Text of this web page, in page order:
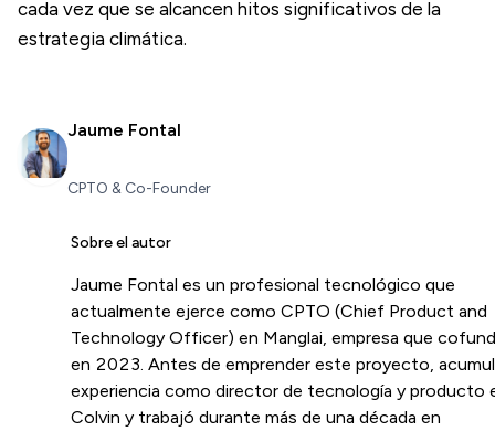
cada vez que se alcancen hitos significativos de la
estrategia climática.
Jaume Fontal
CPTO & Co-Founder
Sobre el autor
Jaume Fontal es un profesional tecnológico que
actualmente ejerce como CPTO (Chief Product and
Technology Officer) en Manglai, empresa que
en 2023. Antes de emprender este proyecto,
experiencia como director de tecnología y producto
Colvin y trabajó durante más de una década en